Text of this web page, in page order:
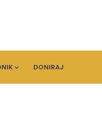
DONIRAJ